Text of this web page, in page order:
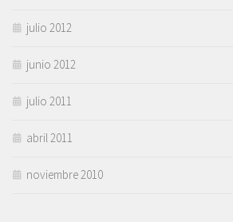
julio 2012
junio 2012
julio 2011
abril 2011
noviembre 2010